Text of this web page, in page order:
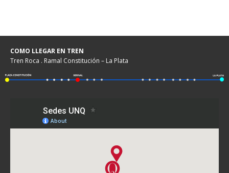
COMO LLEGAR EN TREN
Tren Roca . Ramal Constitución – La Plata